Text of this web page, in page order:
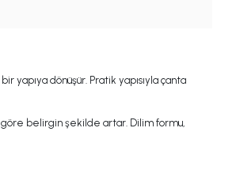
yapıya dönüşür. Pratik yapısıyla çanta
göre belirgin şekilde artar. Dilim formu,